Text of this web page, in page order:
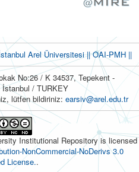
Arel Üniversitesi ||OAI-PMH ||
No:26 / K 34537, Tepekent -
/ TURKEY
lütfen bildiriniz: earsiv@arel.edu.tr
Institutional Repository is licensed
NonCommercial-NoDerivs 3.0
License..